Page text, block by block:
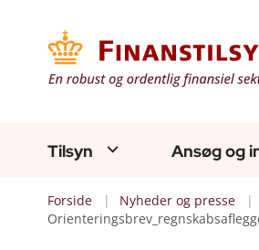
Tilsyn Ansøg og
Forside Nyheder og presse